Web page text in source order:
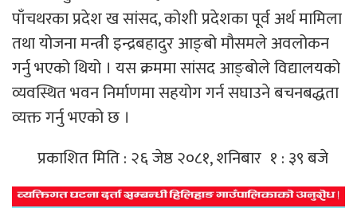
पाँचथरका प्रदेश ख सांसद, कोशी प्रदेशका पूर्व अर्थ मामिला
तथा योजना मन्त्री इन्द्रबहादुर आङ्बो मौसमले अवलोकन
गर्नु भएको थियो । यस क्रममा सांसद आङ्बोले विद्यालयको
व्यवस्थित भवन निर्माणमा सहयोग गर्न सघाउने बचनबद्धता
व्यक्त गर्नु भएको छ ।
प्रकाशित मिति : २६ जेष्ठ २०८१, शनिबार १ : ३९ बजे